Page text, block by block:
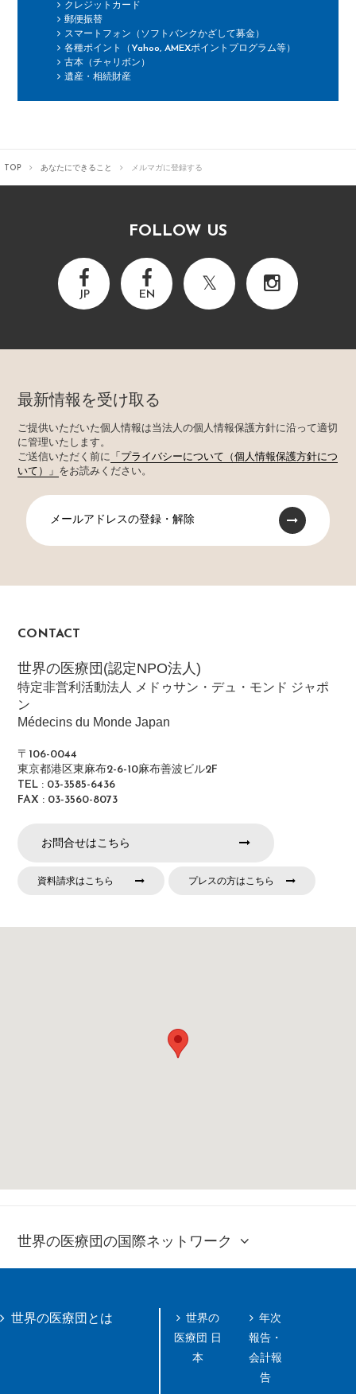
クレジットカード
郵便振替
スマートフォン（ソフトバンクかざして募金）
各種ポイント（Yahoo, AMEXポイントプログラム等）
古本（チャリボン）
遺産・相続財産
TOP あなたにできること メルマガに登録する
FOLLOW US
JP EN
最新情報を受け取る
ご提供いただいた個人情報は当法人の個人情報保護方針に沿って適切
に管理いたします。
ご送信いただく前に
「プライバシーについて（個人情報保護方針につ
いて）」 をお読みください。
メールアドレスの登録・解除
CONTACT
世界の医療団(認定NPO法人)
特定非営利活動法人 メドゥサン・デュ・モンド ジャポ
ン
Médecins du Monde Japan
〒106-0044
東京都港区東麻布2-6-10麻布善波ビル2F
TEL : 03-3585-6436
FAX : 03-3560-8073
お問合せはこちら
資料請求はこちら プレスの方はこちら
世界の医療団の国際ネットワーク
世界の医療団とは
世界の
医療団 日
本
年次
報告・
会計報
告